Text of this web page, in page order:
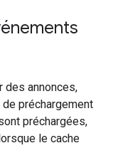
des annonces,
préchargement
préchargées,
le cache